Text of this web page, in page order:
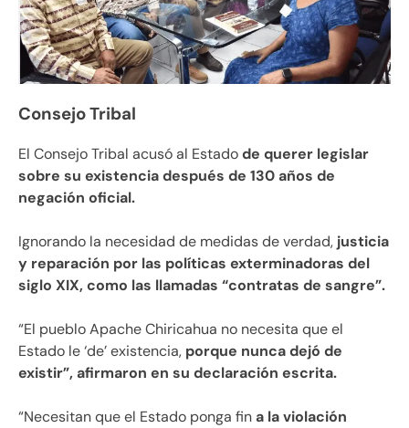
Consejo Tribal
El Consejo Tribal acusó al Estadode querer legislar
sobre su existencia después de 130 años de
negación oficial.
Ignorando la necesidad de medidas de verdad, justicia
y reparación por las políticas exterminadoras del
siglo XIX, como las llamadas “contratas de sangre”.
“El pueblo Apache Chiricahua no necesita que el
Estado le ‘de’ existencia, porque nunca dejó de
existir”, afirmaron en su declaración escrita.
“Necesitan que el Estado ponga fina la violación